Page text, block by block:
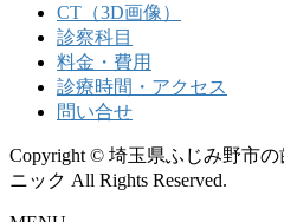
CT（3D画像）
診察科目
料金・費用
診療時間・アクセス
問い合せ
Copyright © 埼玉県ふじみ野市
ニック All Rights Reserved.